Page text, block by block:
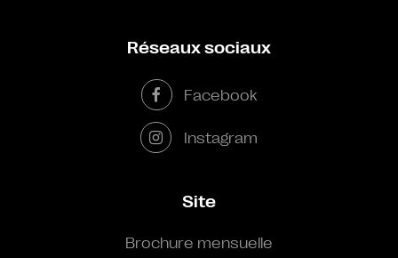
Réseaux sociaux
Facebook
Instagram
Site
Brochure mensuelle